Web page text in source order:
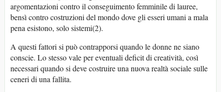
argomentazioni contro il conseguimento femminile di lauree,
bensì contro costruzioni del mondo dove gli esseri umani a mala
pena esistono, solo sistemi(2).
A questi fattori si può contrapporsi quando le donne ne siano
conscie. Lo stesso vale per eventuali deficit di creatività, così
necessari quando si deve costruire una nuova realtà sociale sulle
ceneri di una fallita.